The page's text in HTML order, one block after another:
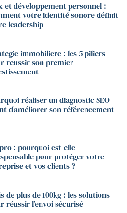
et développement personnel :
votre identité sonore définit
leadership
immobiliere : les 5 piliers
reussir son premier
réaliser un diagnostic SEO
d’améliorer son référencement
: pourquoi est-elle
pour protéger votre
et vos clients ?
de plus de 100kg : les solutions
réussir l’envoi sécurisé